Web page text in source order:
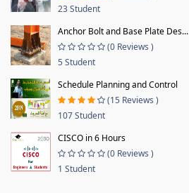
23 Student
Anchor Bolt and Base Plate Des...
(0 Reviews )
5 Student
Schedule Planning and Control
(15 Reviews )
107 Student
CISCO in 6 Hours
(0 Reviews )
1 Student